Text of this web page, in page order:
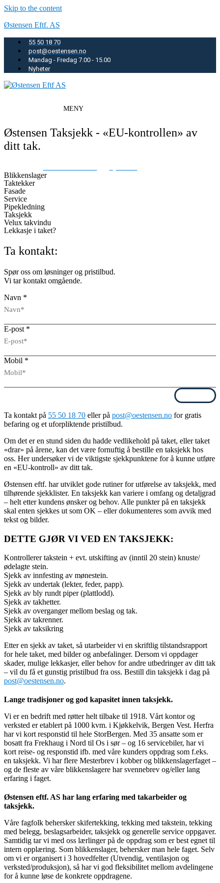
Skip to the content
Østensen Eftf. AS
55 50 18 70
post@oestensen.no
Mandag - Fredag 7.00 - 15.00
Nyheter
Østensen Taksjekk - «EU-kontrollen» av
ditt tak.
Blikkenslager
Taktekker
Fasade
Service
Pipekledning
Taksjekk
Velux takvindu
Lekkasje i taket?
Ta kontakt:
Spør oss om løsninger og pristilbud.
Vi tar kontakt omgående.
Navn *
E-post *
Mobil *
Ta kontakt på 55 50 18 70 eller på post@oestensen.no for gratis
befaring og et uforpliktende pristilbud.
Om det er en stund siden du hadde vedlikehold på taket, eller taket
«drar» på årene, kan det være fornuftig å bestille en taksjekk hos
oss. Her undersøker vi de viktigste sjekkpunktene for å kunne utføre
en «EU-kontroll» av ditt tak.
Østensen eftf. har utviklet gode rutiner for utførelse av taksjekk, med
tilhørende sjekklister. En taksjekk kan variere i omfang og detaljgrad
– helt etter kundens ønsker og behov. Alle punkter på en taksjekk
skal enten sjekkes ut som OK – eller dokumenteres som avvik med
tekst og bilder.
DETTE GJØR VI VED EN TAKSJEKK:
Kontrollerer takstein + evt. utskifting av (inntil 20 stein) knuste/
ødelagte stein.
Sjekk av innfesting av mønestein.
Sjekk av undertak (lekter, feder, papp).
Sjekk av bly rundt piper (plattlodd).
Sjekk av takhetter.
Sjekk av overganger mellom beslag og tak.
Sjekk av takrenner.
Sjekk av taksikring
Etter en sjekk av taket, så utarbeider vi en skriftlig tilstandsrapport
for hele taket, med bilder og anbefalinger. Dersom vi oppdager
skader, mulige lekkasjer, eller behov for andre utbedringer av ditt tak
– vil du få et gunstig pristilbud fra oss. Bestill din taksjekk i dag på
post@oestensen.no.
Lange tradisjoner og god kapasitet innen taksjekk.
Vi er en bedrift med røtter helt tilbake til 1918. Vårt kontor og
verksted er etablert på 1000 kvm. i Kjøkkelvik, Bergen Vest. Herfra
har vi kort responstid til hele StorBergen. Med 35 ansatte som er
bosatt fra Frekhaug i Nord til Os i sør – og 16 servicebiler, har vi
kort reise- og responstid ifb. med våre kunders oppdrag som f.eks.
en taksjekk. Vi har flere Mesterbrev i kobber og blikkenslagerfaget –
og de fleste av våre blikkenslagere har svennebrev og/eller lang
erfaring i faget.
Østensen eftf. AS har lang erfaring med takarbeider og
taksjekk.
Våre fagfolk behersker skifertekking, tekking med takstein, tekking
med belegg, beslagsarbeider, taksjekk og generelle service oppgaver.
Samtidig tar vi med oss lærlinger på de oppdrag som er best egnet til
intern opplæring. Som blikkenslager, behersker man hele faget. Selv
om vi er organisert i 3 hovedfelter (Utvendig, ventilasjon og
verksted/produksjon), så har vi god fleksibilitet mellom avdelingene
for å kunne løse de konkrete oppdragene.